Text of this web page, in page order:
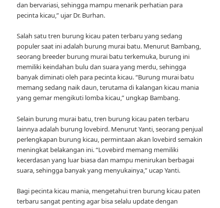
dan bervariasi, sehingga mampu menarik perhatian para
pecinta kicau,” ujar Dr. Burhan.
Salah satu tren burung kicau paten terbaru yang sedang
populer saat ini adalah burung murai batu. Menurut Bambang,
seorang breeder burung murai batu terkemuka, burung ini
memiliki keindahan bulu dan suara yang merdu, sehingga
banyak diminati oleh para pecinta kicau. “Burung murai batu
memang sedang naik daun, terutama di kalangan kicau mania
yang gemar mengikuti lomba kicau,” ungkap Bambang.
Selain burung murai batu, tren burung kicau paten terbaru
lainnya adalah burung lovebird. Menurut Yanti, seorang penjual
perlengkapan burung kicau, permintaan akan lovebird semakin
meningkat belakangan ini. “Lovebird memang memiliki
kecerdasan yang luar biasa dan mampu menirukan berbagai
suara, sehingga banyak yang menyukainya,” ucap Yanti.
Bagi pecinta kicau mania, mengetahui tren burung kicau paten
terbaru sangat penting agar bisa selalu update dengan